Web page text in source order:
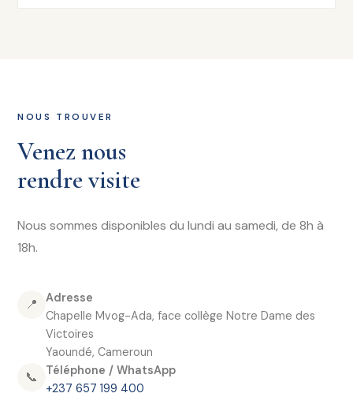
NOUS TROUVER
Venez nous
rendre visite
Nous sommes disponibles du lundi au samedi, de 8h à
18h.
📍
Adresse
Chapelle Mvog-Ada, face collège Notre Dame des
Victoires
Yaoundé, Cameroun
📞
Téléphone / WhatsApp
+237 657 199 400